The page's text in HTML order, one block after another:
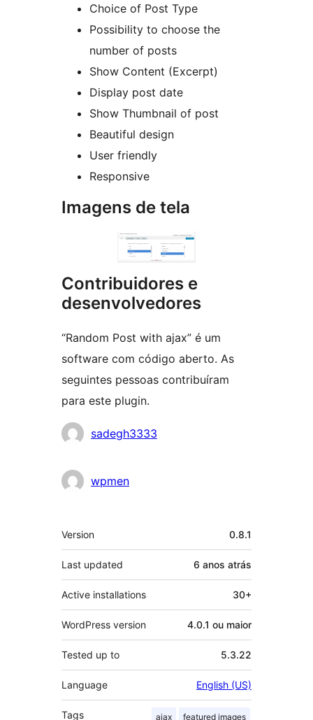
Choice of Post Type
Possibility to choose the
number of posts
Show Content (Excerpt)
Display post date
Show Thumbnail of post
Beautiful design
User friendly
Responsive
Imagens de tela
Contribuidores e
desenvolvedores
“Random Post with ajax” é um
software com código aberto. As
seguintes pessoas contribuíram
para este plugin.
Contribuidores
sadegh3333
wpmen
Meta
Version 0.8.1
Last updated 6 anos atrás
Active installations 30+
WordPress version 4.0.1 ou maior
Tested up to 5.3.22
Language English (US)
Tags ajax featured images